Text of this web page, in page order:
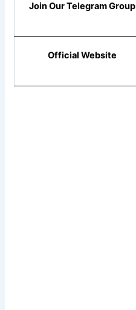
Join Our Telegram Group
Official Website